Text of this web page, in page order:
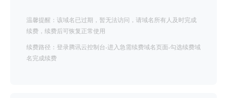
温馨提醒：该域名已过期，暂无法访问，请域名所有人及时完成
续费，续费后可恢复正常使用
续费路径：登录腾讯云控制台-进入急需续费域名页面-勾选续费域
名完成续费